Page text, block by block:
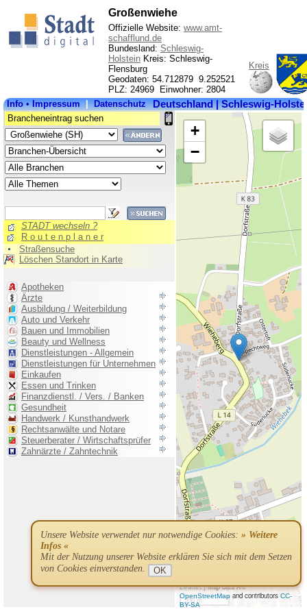
Großenwiehe
Offizielle Website: www.amt-
schafflund.de
Bundesland: Schleswig-
Holstein Kreis: Schleswig-
Flensburg
Geodaten: 54.712879 9.252521
PLZ: 24969 Einwohner: 2804
Kreis
Unsere Website verwendet nur notwendige Cookies: » Weitere
Infos «
Mit der Nutzung unserer Website erklären Sie sich mit dem Setzen
von Cookies einverstanden.
OK